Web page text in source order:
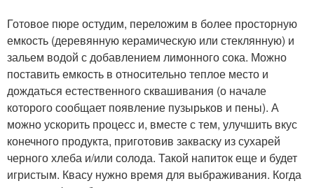
Готовое пюре остудим, переложим в более просторную
емкость (деревянную керамическую или стеклянную) и
зальем водой с добавлением лимонного сока. Можно
поставить емкость в относительно теплое место и
дождаться естественного сквашивания (о начале
которого сообщает появление пузырьков и пены). А
можно ускорить процесс и, вместе с тем, улучшить вкус
конечного продукта, приготовив закваску из сухарей
черного хлеба и/или солода. Такой напиток еще и будет
игристым. Квасу нужно время для выбраживания. Когда